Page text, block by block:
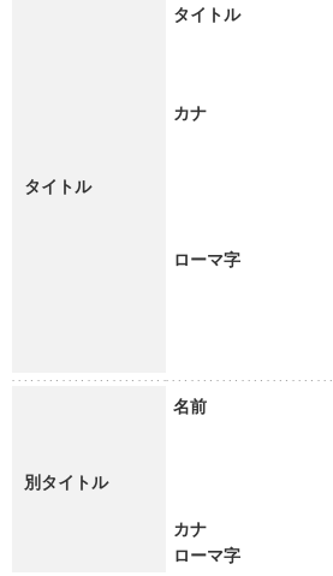
タイトル
タイトル
カナ
ローマ字
別タイトル
名前
カナ
ローマ字